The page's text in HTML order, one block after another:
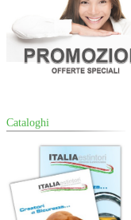
Cataloghi